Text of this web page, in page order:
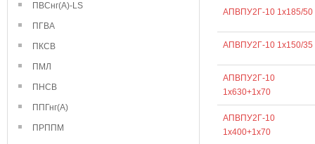
ПВСнг(А)-LS
ПГВА
ПКСВ
ПМЛ
ПНСВ
ППГнг(А)
ПРППМ
АПВПУ2Г-10 1х185/50
АПВПУ2Г-10 1х150/35
АПВПУ2Г-10
1х630+1х70
АПВПУ2Г-10
1х400+1х70